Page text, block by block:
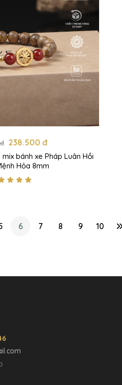
238.500 đ
bánh xe Pháp Luân Hồi
Hỏa 8mm
6 7 8 9 10